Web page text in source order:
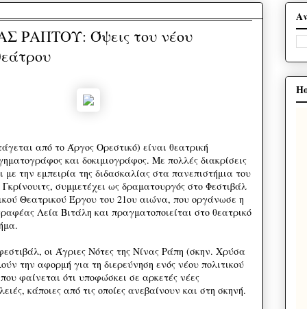
ΡΑΠΤΟΥ: Όψεις του νέου
από το Άργος Ορεστικό) είναι θεατρική
και δοκιμιογράφος. Με πολλές διακρίσεις
με την εμπειρία της διδασκαλίας στα πανεπιστήμια του
συμμετέχει ως δραματουργός στο Φεστιβάλ
Θεατρικού Έργου του 21ου αιώνα, που οργάνωσε η
Λεία Βιτάλη και πραγματοποιείται στο θεατρικό
οι Άγριες Νότες της Νίνας Ράπη (σκην. Χρύσα
την αφορμή για τη διερεύνηση ενός νέου πολιτικού
φαίνεται ότι υποφώσκει σε αρκετές νέες
κάποιες από τις οποίες ανεβαίνουν και στη σκηνή.